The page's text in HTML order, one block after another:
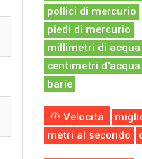
pollici di mercurio
piedi di mercurio
millimetri di acqua
centimetri d'acqua
barie
Velocità
metri al secondo